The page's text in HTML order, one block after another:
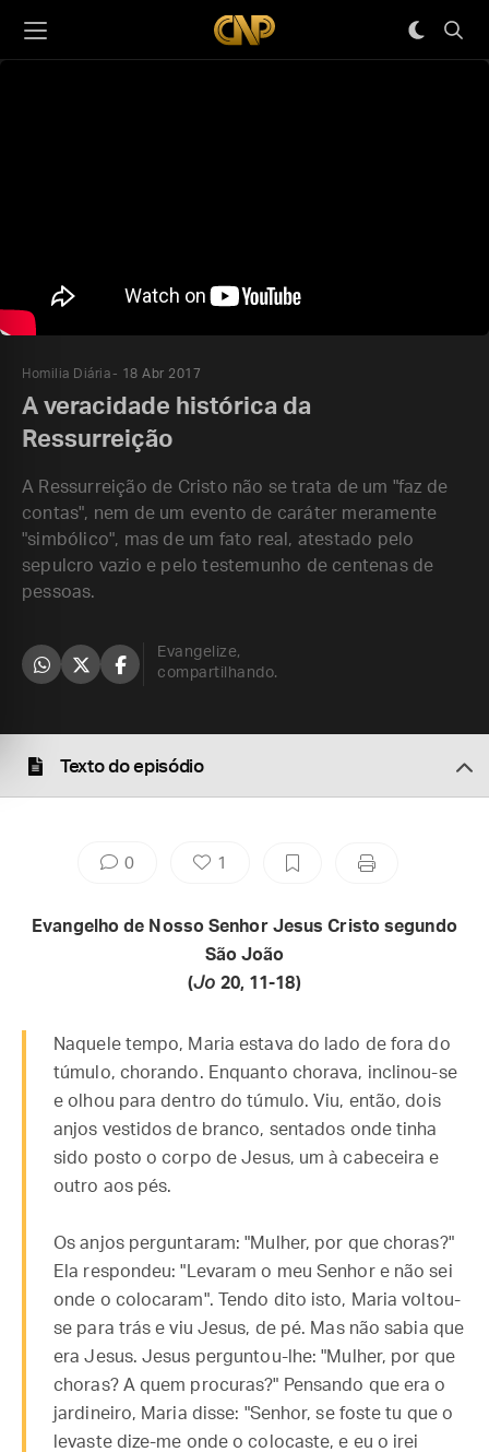
Homilia Diária 18 Abr 2017
A veracidade histórica da
Ressurreição
A Ressurreição de Cristo não se trata de um "faz de
contas", nem de um evento de caráter meramente
"simbólico", mas de um fato real, atestado pelo
sepulcro vazio e pelo testemunho de centenas de
pessoas.
Evangelize,
compartilhando.
Texto do episódio
0 1
Evangelho de Nosso Senhor Jesus Cristo segundo
São João
(Jo 20, 11-18)
Naquele tempo, Maria estava do lado de fora do
túmulo, chorando. Enquanto chorava, inclinou-se
e olhou para dentro do túmulo. Viu, então, dois
anjos vestidos de branco, sentados onde tinha
sido posto o corpo de Jesus, um à cabeceira e
outro aos pés.
Os anjos perguntaram: "Mulher, por que choras?"
Ela respondeu: "Levaram o meu Senhor e não sei
onde o colocaram". Tendo dito isto, Maria voltou-
se para trás e viu Jesus, de pé. Mas não sabia que
era Jesus. Jesus perguntou-lhe: "Mulher, por que
choras? A quem procuras?" Pensando que era o
jardineiro, Maria disse: "Senhor, se foste tu que o
levaste dize-me onde o colocaste, e eu o irei